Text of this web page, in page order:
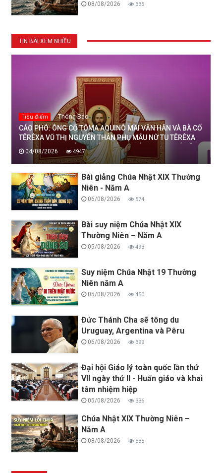
08/08/2026 335
TIN BÀI XEM NHIỀU
Tiêu điểm Thông Báo
CÁO PHÓ: ÔNG CỐ TÔMA AQUINÔ MAI VĂN HÂN VÀ BÀ CỐ
TÊRÊXA VŨ THỊ NGUYÊN THÂN PHỤ MẪU NỮ TU TÊRÊXA
MAI THỊ THỊNH, DÒNG MẾN THÁNH GIÁ THANH HOÁ ĐÃ
AN NGHỈ TRONG CHÚA, NGÀY 04/08/2026
04/08/2026 4947
Bài giảng Chúa Nhật XIX Thường
Niên - Năm A
06/08/2026 574
Bài suy niệm Chúa Nhật XIX
Thường Niên – Năm A
05/08/2026 493
Suy niệm Chúa Nhật 19 Thường
Niên năm A
05/08/2026 450
Đức Thánh Cha sẽ tông du
Uruguay, Argentina và Pêru
06/08/2026 399
Đại hội Giáo lý toàn quốc lần thứ
VII ngày thứ II - Huấn giáo và khai
tâm nhiệm hiệp
05/08/2026 336
Chúa Nhật XIX Thường Niên –
Năm A
08/08/2026 335